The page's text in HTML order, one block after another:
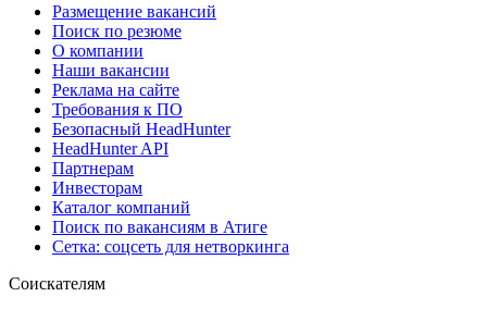
Размещение вакансий
Поиск по резюме
О компании
Наши вакансии
Реклама на сайте
Требования к ПО
Безопасный HeadHunter
HeadHunter API
Партнерам
Инвесторам
Каталог компаний
Поиск по вакансиям в Атиге
Сетка: соцсеть для нетворкинга
Соискателям